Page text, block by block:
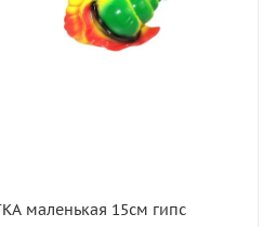
маленькая 15см гипс